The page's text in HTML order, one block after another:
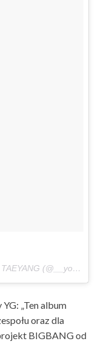
Film zamieszczony przez użytkownika TAEYANG (@__youngbae__)
„Ten album
oraz dla
BIGBANG od